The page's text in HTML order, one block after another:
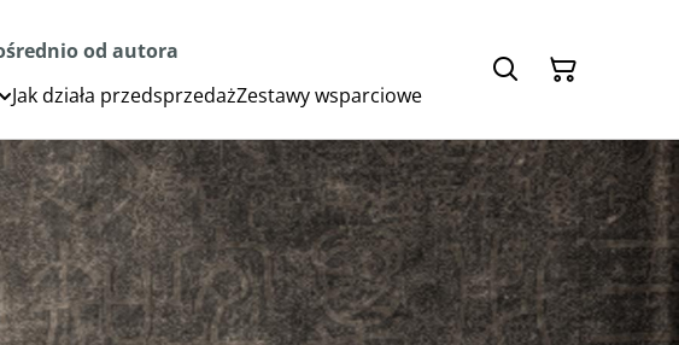
od autora
Jak działa przedsprzedażZestawy wsparciowe